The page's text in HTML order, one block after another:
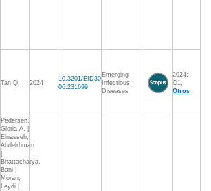
Tan Q. 2024
10.3201/EID30
06.231699
Emerging
Infectious
Diseases
2024:
Q1,
Otros
Pedersen,
Gloria A. |
Elnasseh,
Abdelrhman
Bhattacharya,
Bani |
Moran,
Leydi |